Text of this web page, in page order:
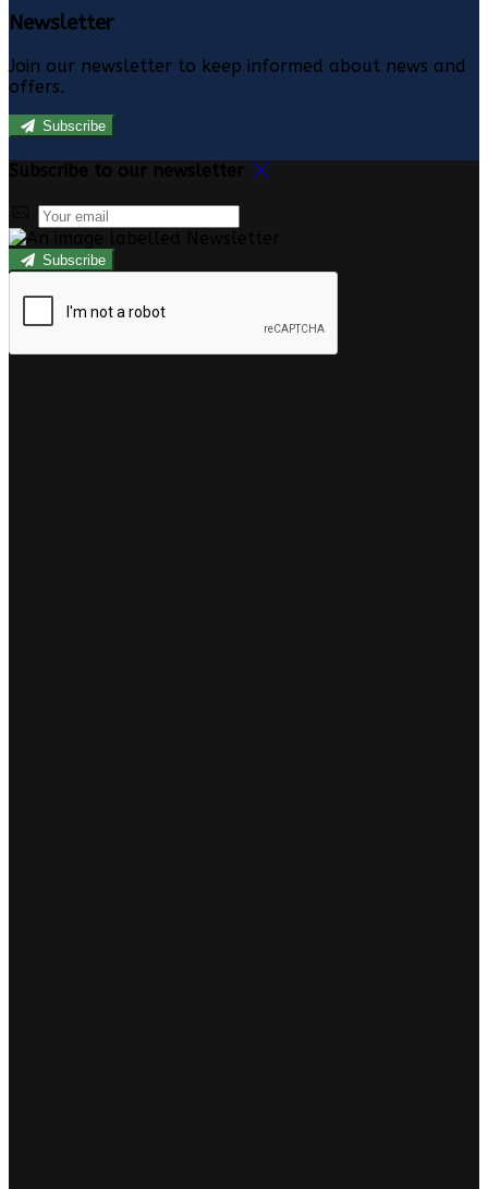
Newsletter
Join our newsletter to keep informed about news and
offers.
Subscribe
Subscribe